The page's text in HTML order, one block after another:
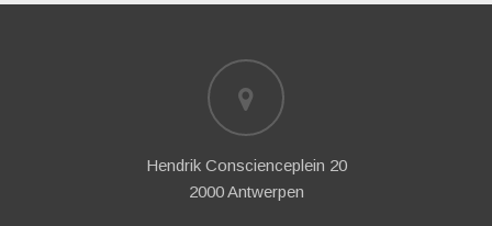
Hendrik Conscienceplein 20
2000 Antwerpen